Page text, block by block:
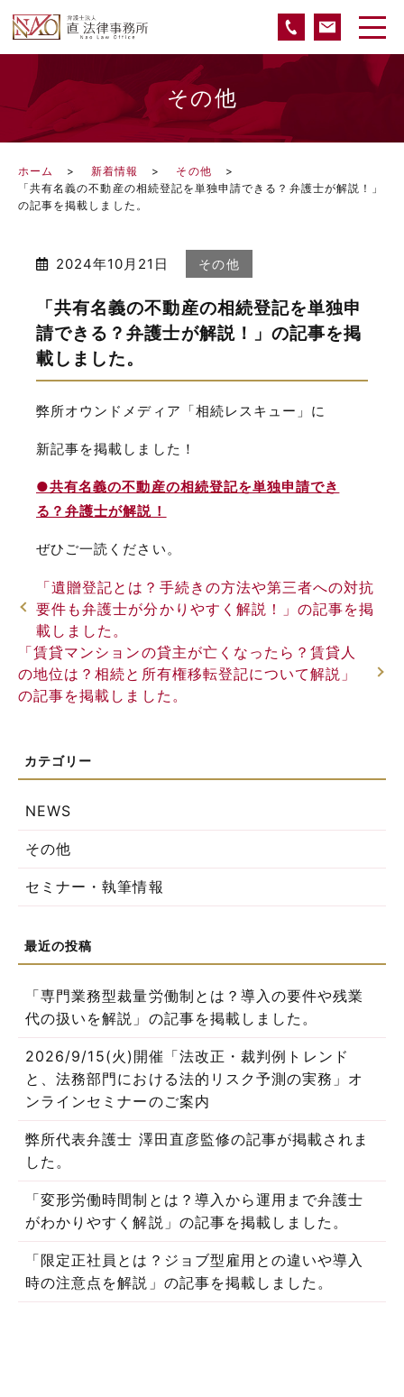
その他
ホーム 新着情報
その他
「共有名義の不動産の相続登記を単独申請できる？弁護士が解説！」
の記事を掲載しました。
2024年10月21日 その他
「共有名義の不動産の相続登記を単独申
請できる？弁護士が解説！」の記事を掲
載しました。
弊所オウンドメディア「相続レスキュー」に
新記事を掲載しました！
●共有名義の不動産の相続登記を単独申請でき
る？弁護士が解説！
ぜひご一読ください。
「遺贈登記とは？手続きの方法や第三者への対抗
要件も弁護士が分かりやすく解説！」の記事を掲
載しました。
「賃貸マンションの貸主が亡くなったら？賃貸人
の地位は？相続と所有権移転登記について解説」
の記事を掲載しました。
NEWS
その他
セミナー・執筆情報
「専門業務型裁量労働制とは？導入の要件や残業
代の扱いを解説」の記事を掲載しました。
2026/9/15(火)開催「法改正・裁判例トレンド
と、法務部門における法的リスク予測の実務」オ
ンラインセミナーのご案内
弊所代表弁護士 澤田直彦監修の記事が掲載されま
した。
「変形労働時間制とは？導入から運用まで弁護士
がわかりやすく解説」の記事を掲載しました。
「限定正社員とは？ジョブ型雇用との違いや導入
時の注意点を解説」の記事を掲載しました。